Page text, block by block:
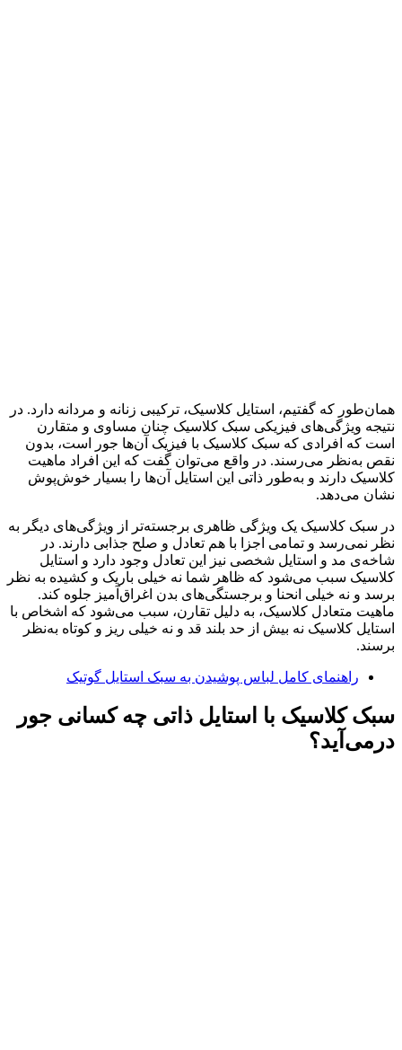
همان‌طور که گفتیم، استایل کلاسیک، ترکیبی زنانه و مردانه دارد. در
نتیجه ویژگی‌های فیزیکی سبک کلاسیک چنان مساوی و متقارن
است که افرادی که سبک کلاسیک با فیزیک آن‌ها جور است، بدون
نقص به‌نظر می‌رسند. در واقع می‌توان گفت که این افراد ماهیت
کلاسیک دارند و به‌طور ذاتی این استایل آن‌ها را بسیار خوش‌پوش
نشان می‌دهد.
در سبک کلاسیک یک ویژگی ظاهری برجسته‌تر از ویژگی‌های دیگر به
نظر نمی‌رسد و تمامی اجزا با هم تعادل و صلح جذابی دارند. در
شاخه‌ی مد و استایل شخصی نیز این تعادل وجود دارد و استایل
کلاسیک سبب می‌شود که ظاهر شما نه خیلی باریک و کشیده به‌ نظر
برسد و نه خیلی انحنا و برجستگی‌های بدن اغراق‌آمیز جلوه کند.
ماهیت متعادل کلاسیک، به دلیل تقارن، سبب می‌شود که اشخاص با
استایل کلاسیک نه بیش از حد بلند قد و نه خیلی ریز و کوتاه به‌نظر
برسند.
راهنمای کامل لباس پوشیدن به سبک استایل گوتیک
سبک کلاسیک با استایل ذاتی چه کسانی جور
درمی‌آید؟